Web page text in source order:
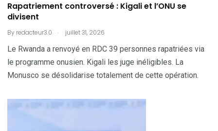
Rapatriement controversé : Kigali et l’ONU se
divisent
By redacteur3.0 . juillet 31, 2026
Le Rwanda a renvoyé en RDC 39 personnes rapatriées via
le programme onusien. Kigali les juge inéligibles. La
Monusco se désolidarise totalement de cette opération.